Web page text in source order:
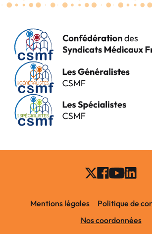
Mentions légales
Politique de
Nos coordonnées